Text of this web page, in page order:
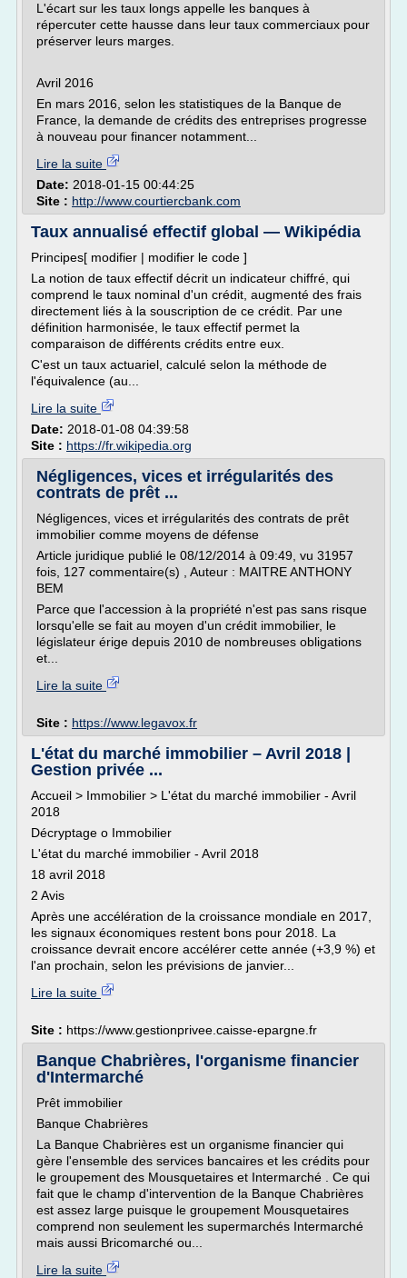
L'écart sur les taux longs appelle les banques à
répercuter cette hausse dans leur taux commerciaux pour
préserver leurs marges.
Avril 2016
En mars 2016, selon les statistiques de la Banque de
France, la demande de crédits des entreprises progresse
à nouveau pour financer notamment...
Lire la suite
Date: 2018-01-15 00:44:25
Site : http://www.courtiercbank.com
Taux annualisé effectif global — Wikipédia
Principes[ modifier | modifier le code ]
La notion de taux effectif décrit un indicateur chiffré, qui
comprend le taux nominal d'un crédit, augmenté des frais
directement liés à la souscription de ce crédit. Par une
définition harmonisée, le taux effectif permet la
comparaison de différents crédits entre eux.
C'est un taux actuariel, calculé selon la méthode de
l'équivalence (au...
Lire la suite
Date: 2018-01-08 04:39:58
Site : https://fr.wikipedia.org
Négligences, vices et irrégularités des
contrats de prêt ...
Négligences, vices et irrégularités des contrats de prêt
immobilier comme moyens de défense
Article juridique publié le 08/12/2014 à 09:49, vu 31957
fois, 127 commentaire(s) , Auteur : MAITRE ANTHONY
BEM
Parce que l'accession à la propriété n'est pas sans risque
lorsqu'elle se fait au moyen d'un crédit immobilier, le
législateur érige depuis 2010 de nombreuses obligations
et...
Lire la suite
Site : https://www.legavox.fr
L'état du marché immobilier – Avril 2018 |
Gestion privée ...
Accueil > Immobilier > L'état du marché immobilier - Avril
2018
Décryptage o Immobilier
L'état du marché immobilier - Avril 2018
18 avril 2018
2 Avis
Après une accélération de la croissance mondiale en 2017,
les signaux économiques restent bons pour 2018. La
croissance devrait encore accélérer cette année (+3,9 %) et
l'an prochain, selon les prévisions de janvier...
Lire la suite
Site : https://www.gestionprivee.caisse-epargne.fr
Banque Chabrières, l'organisme financier
d'Intermarché
Prêt immobilier
Banque Chabrières
La Banque Chabrières est un organisme financier qui
gère l'ensemble des services bancaires et les crédits pour
le groupement des Mousquetaires et Intermarché . Ce qui
fait que le champ d'intervention de la Banque Chabrières
est assez large puisque le groupement Mousquetaires
comprend non seulement les supermarchés Intermarché
mais aussi Bricomarché ou...
Lire la suite